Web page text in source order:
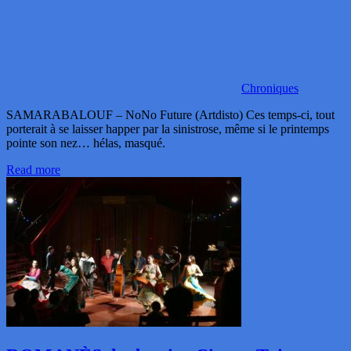
Chroniques
SAMARABALOUF – NoNo Future (Artdisto) Ces temps-ci, tout
porterait à se laisser happer par la sinistrose, même si le printemps
pointe son nez… hélas, masqué.
Read more